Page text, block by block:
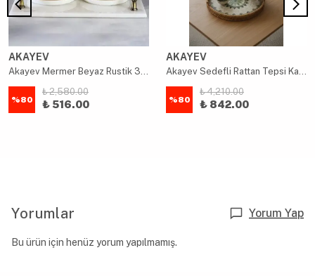
AKAYEV
Akayev Mermer Beyaz Rustik 30x20 cm Tepsi
%80
₺ 2,580.00
₺ 516.00
AKAYEV
Akayev Sedefli Rattan Tepsi Kahverengi 28cm
%80
₺ 4,210.00
₺ 842.00
Yorumlar Yorum Yap
Bu ürün için henüz yorum yapılmamış.